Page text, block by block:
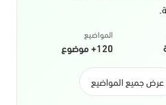
المواضيع
120+ موضوع
عرض جميع المواضيع